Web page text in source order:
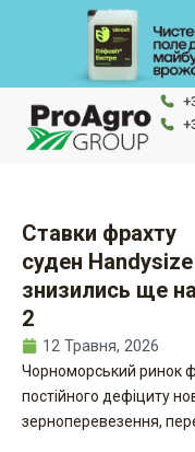
Ставки фрахту
суден Handysize
знизились ще
2
12 Травня, 2026
Чорноморський ринок
постійного дефіциту
зерноперевезення,